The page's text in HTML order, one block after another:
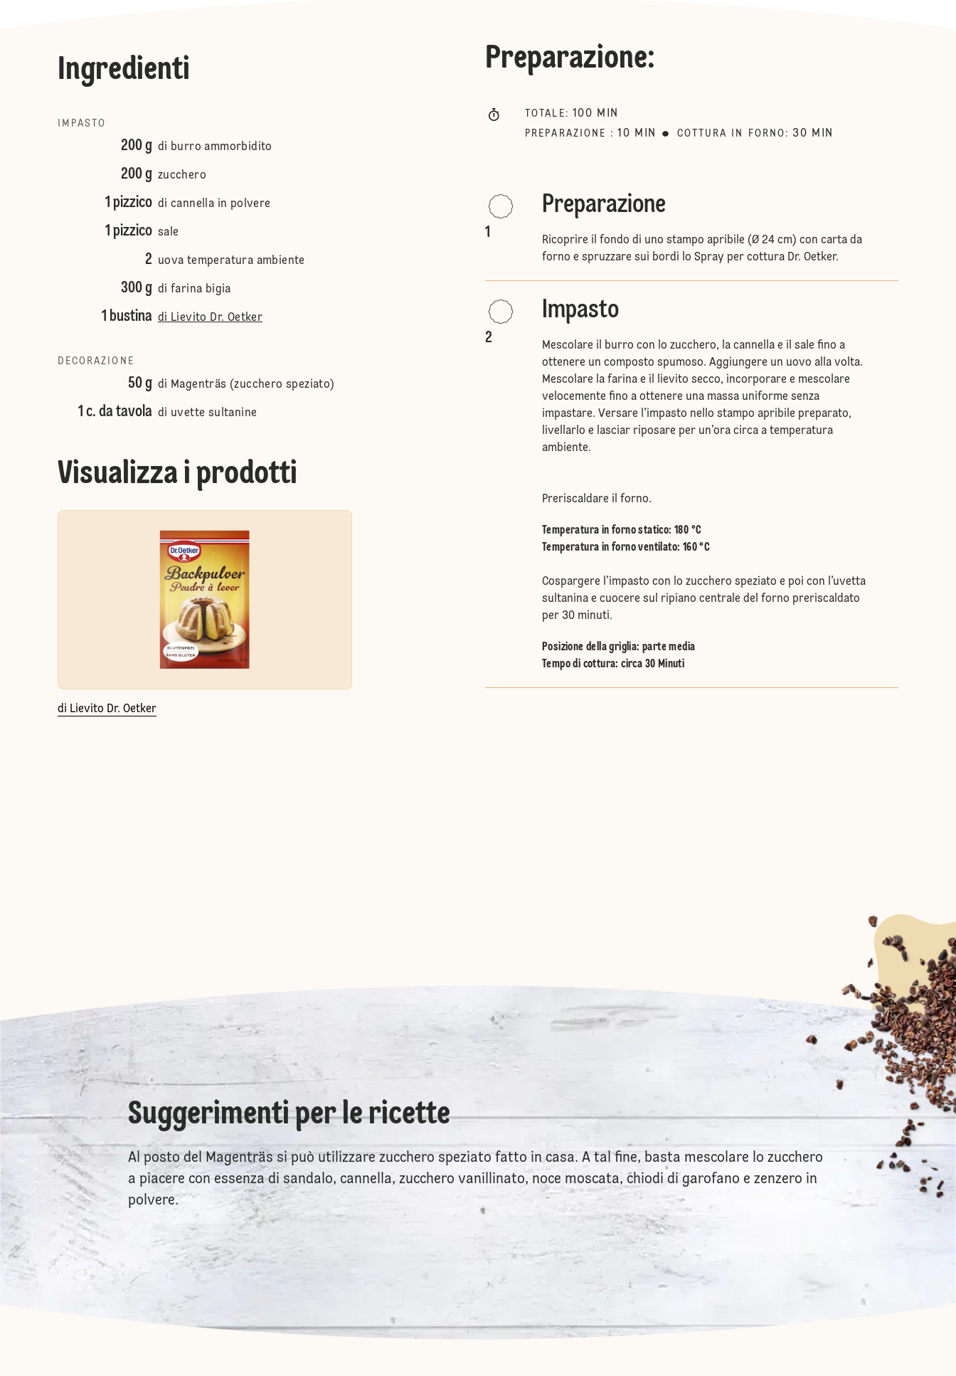
Ingredienti
IMPASTO
200 g di burro ammorbidito
200 g zucchero
1 pizzico di cannella in polvere
1 pizzico sale
2 uova temperatura ambiente
300 g di farina bigia
1 bustina di Lievito Dr. Oetker
DECORAZIONE
50 g di Magenträs (zucchero speziato)
1 c. da tavola di uvette sultanine
Visualizza i prodotti
di Lievito Dr. Oetker
Preparazione:
TOTALE : 100 MIN
PREPARAZIONE : 10 MIN COTTURA IN FORNO : 30 MIN
1
Preparazione
Ricoprire il fondo di uno stampo apribile (Ø 24 cm) con carta da
forno e spruzzare sui bordi lo Spray per cottura Dr. Oetker.
2
Impasto
Mescolare il burro con lo zucchero, la cannella e il sale fino a
ottenere un composto spumoso. Aggiungere un uovo alla volta.
Mescolare la farina e il lievito secco, incorporare e mescolare
velocemente fino a ottenere una massa uniforme senza
impastare. Versare l’impasto nello stampo apribile preparato,
livellarlo e lasciar riposare per un’ora circa a temperatura
ambiente.
Preriscaldare il forno.
Temperatura in forno statico: 180 °C
Temperatura in forno ventilato: 160 °C
Cospargere l’impasto con lo zucchero speziato e poi con l’uvetta
sultanina e cuocere sul ripiano centrale del forno preriscaldato
per 30 minuti.
Posizione della griglia:parte media
Tempo di cottura: circa 30 Minuti
Suggerimenti per le ricette
Al posto del Magenträs si può utilizzare zucchero speziato fatto in casa. A tal fine, basta mescolare lo zucchero
a piacere con essenza di sandalo, cannella, zucchero vanillinato, noce moscata, chiodi di garofano e zenzero in
polvere.